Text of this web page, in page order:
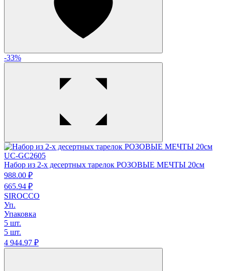
-33%
UC-GC2605
Набор из 2-х десертных тарелок РОЗОВЫЕ МЕЧТЫ 20см
988.00 ₽
665.94 ₽
SIROCCO
Уп.
Упаковка
5 шт.
5 шт.
4 944.97 ₽